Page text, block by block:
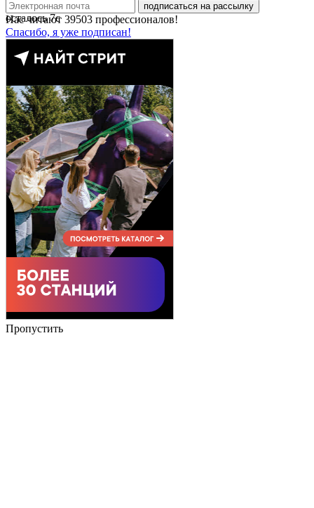
подписаться на рассылку
Нас читают 39503 профессионалов!
Спасибо, я уже подписан!
осталось7с
Пропустить